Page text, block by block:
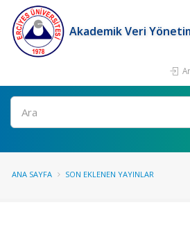
Akademik Veri
Ara
ANA SAYFA SON EKLENEN YAYINLAR